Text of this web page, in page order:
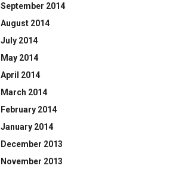
September 2014
August 2014
July 2014
May 2014
April 2014
March 2014
February 2014
January 2014
December 2013
November 2013